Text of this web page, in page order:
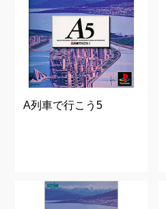
A列車で行こう5